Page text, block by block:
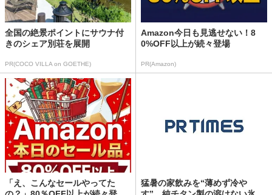
全国の絶景ポイントにサウナ付
きのシェア別荘を展開
PR(COCO VILLA on GOETHE)
Amazon今日も見逃せない！8
0%OFF以上が続々登場
PR(Amazon)
「え、こんなセールやってた
猛暑の家飲みを“薄めず冷や